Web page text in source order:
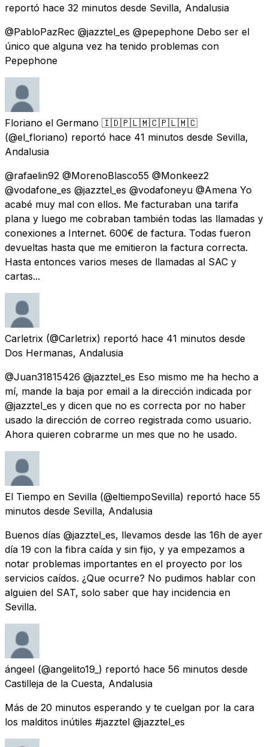
reportó hace 32 minutos desde Sevilla, Andalusia
@PabloPazRec @jazztel_es @pepephone Debo ser el
único que alguna vez ha tenido problemas con
Pepephone
Floriano el Germano 🇮🇩🇵🇱🇲🇨🇵🇱🇲🇨
(@el_floriano) reportó hace 41 minutos desde Sevilla,
Andalusia
@rafaelin92 @MorenoBlasco55 @Monkeez2
@vodafone_es @jazztel_es @vodafoneyu @Amena Yo
acabé muy mal con ellos. Me facturaban una tarifa
plana y luego me cobraban también todas las llamadas y
conexiones a Internet. 600€ de factura. Todas fueron
devueltas hasta que me emitieron la factura correcta.
Hasta entonces varios meses de llamadas al SAC y
cartas...
Carletrix (@Carletrix) reportó hace 41 minutos desde
Dos Hermanas, Andalusia
@Juan31815426 @jazztel_es Eso mismo me ha hecho a
mí, mande la baja por email a la dirección indicada por
@jazztel_es y dicen que no es correcta por no haber
usado la dirección de correo registrada como usuario.
Ahora quieren cobrarme un mes que no he usado.
El Tiempo en Sevilla (@eltiempoSevilla) reportó hace 55
minutos desde Sevilla, Andalusia
Buenos días @jazztel_es, llevamos desde las 16h de ayer
día 19 con la fibra caída y sin fijo, y ya empezamos a
notar problemas importantes en el proyecto por los
servicios caídos. ¿Que ocurre? No pudimos hablar con
alguien del SAT, solo saber que hay incidencia en
Sevilla.
ángeel (@angelito19_) reportó hace 56 minutos desde
Castilleja de la Cuesta, Andalusia
Más de 20 minutos esperando y te cuelgan por la cara
los malditos inútiles #jazztel @jazztel_es